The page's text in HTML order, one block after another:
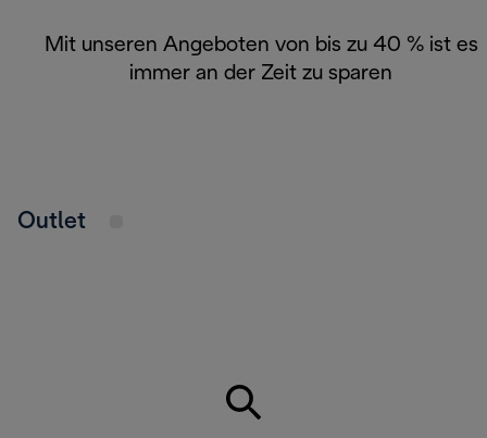
Mit unseren Angeboten von bis zu 40 % ist es
immer an der Zeit zu sparen
Outlet